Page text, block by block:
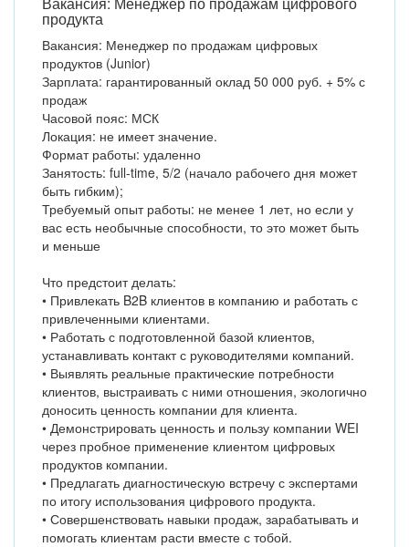
продукта
Вакансия: Менеджер по продажам цифровых
продуктов (Junior)
Зарплата: гарантированный оклад 50 000 руб. + 5% с
продаж
Часовой пояс: МСК
Локация: не имеет значение.
Формат работы: удаленно
Занятость: full-time, 5/2 (начало рабочего дня может
быть гибким);
Требуемый опыт работы: не менее 1 лет, но если у
вас есть необычные способности, то это может быть
и меньше
Что предстоит делать:
• Привлекать B2B клиентов в компанию и работать с
привлеченными клиентами.
• Работать с подготовленной базой клиентов,
устанавливать контакт с руководителями компаний.
• Выявлять реальные практические потребности
клиентов, выстраивать с ними отношения, экологично
доносить ценность компании для клиента.
• Демонстрировать ценность и пользу компании WEI
через пробное применение клиентом цифровых
продуктов компании.
• Предлагать диагностическую встречу с экспертами
по итогу использования цифрового продукта.
• Совершенствовать навыки продаж, зарабатывать и
помогать клиентам расти вместе с тобой.